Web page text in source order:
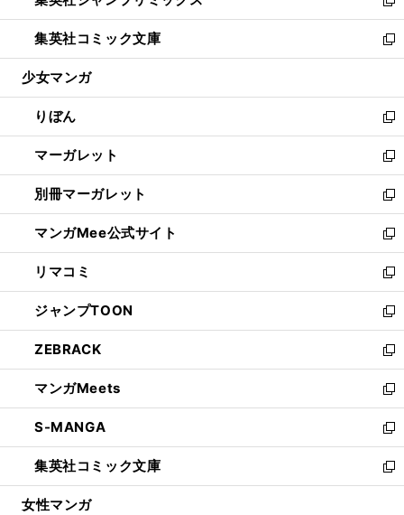
開
く
ウ
で
開
ン
ド
ウ
開
く
ウ
ィ
ン
ウ
で
開
く
新
し
い
ウ
ン
ド
ウ
で
開
く
集英社コミック文庫
新
し
ウ
ィ
ン
ド
ウ
で
開
く
少女マンガ
りぼん
新
し
い
ウ
ィ
ン
ド
ウ
で
開
く
マーガレット
新
し
い
ウ
ィ
ン
ド
ウ
で
開
く
別冊マーガレット
新
し
い
ウ
ィ
ン
ド
ウ
で
開
く
マンガMee公式サイト
新
し
い
ウ
ィ
ン
ド
ウ
で
開
く
リマコミ
新
し
い
ウ
ィ
ン
ド
ウ
で
開
く
ジャンプTOON
新
し
い
ウ
ィ
ン
ド
ウ
で
開
ZEBRACK
新
し
い
ウ
ィ
ン
ド
ウ
マンガMeets
新
し
い
ウ
ィ
ン
S-MANGA
新
し
い
ウ
集英社コミック文庫
新
し
女性マンガ